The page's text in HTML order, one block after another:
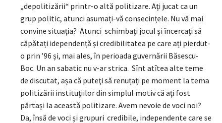
„depolitizării“ printr-o altă politizare. Ați jucat ca un
grup politic, atunci asumați-vă consecințele. Nu vă mai
convine situația? Atunci schimbați jocul și încercați să
căpătați idependență și credibilitatea pe care ați pierdut-
o prin ’96 și, mai ales, în perioada guvernării Băsescu-
Boc. Un an sabatic nu v-ar strica. Sînt atîtea alte teme
de discutat, așa că puteţi să renuțați pe moment la tema
politizării instituţiilor din simplul motiv că ați fost
părtași la această politizare. Avem nevoie de voci noi?
Da, însă de voci și grupuri credibile, independente care se